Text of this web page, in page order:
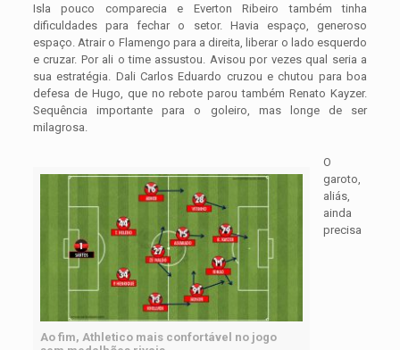
Isla pouco comparecia e Everton Ribeiro também tinha
dificuldades para fechar o setor. Havia espaço, generoso
espaço. Atrair o Flamengo para a direita, liberar o lado esquerdo
e cruzar. Por ali o time assustou. Avisou por vezes qual seria a
sua estratégia. Dali Carlos Eduardo cruzou e chutou para boa
defesa de Hugo, que no rebote parou também Renato Kayzer.
Sequência importante para o goleiro, mas longe de ser
milagrosa.
Ao fim, Athletico mais confortável no jogo
O
garoto,
aliás,
ainda
precisa